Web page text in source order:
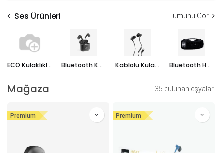
Ses Ürünleri Tümünü Gör
ECO Kulaklıklar Bluetooth Kulaklık Kablolu Kulaklık Bluetooth Hoparlör
Mağaza 35 bulunan eşyalar.
Premium Premium